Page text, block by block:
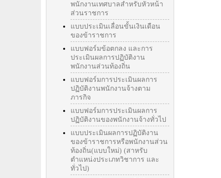
พนักงานเทศบาลสำหรับหัวหน้า
ส่วนราชการ
แบบประเมินเลื่อนขั้นเงินเดือน
ของข้าราชการ
แบบฟอร์มข้อตกลง และการ
ประเมินผลการปฏิบัติงาน
พนักงานส่วนท้องถิ่น
แบบฟอร์มการประเมินผลการ
ปฏิบัติงานพนักงานจ้างตาม
ภารกิจ
แบบฟอร์มการประเมินผลการ
ปฏิบัติงานของพนักงานจ้างทั่วไป
แบบประเมินผลการปฏิบัติงาน
ของข้าราชการหรือพนักงานส่วน
ท้องถิ่น(แบบใหม่) (สาหรับ
ตำแหน่งประเภทวิชาการ และ
ทั่วไป)